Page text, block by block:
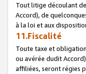
Tout litige découlant
Accord), de
à la loi et aux
11.Fiscalité
Toute taxe et
ou avérée dudit
affiliées, seront régies